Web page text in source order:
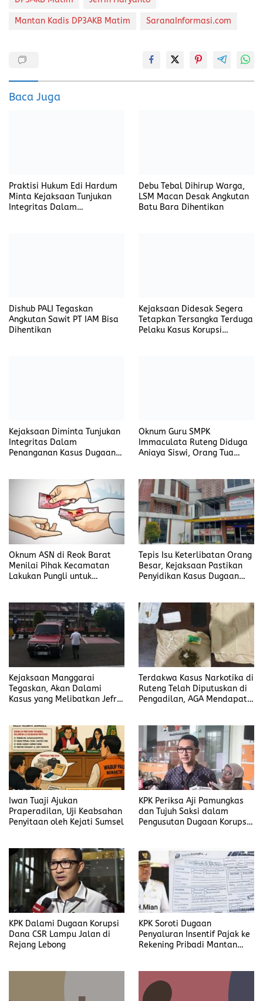
b
k
o
n
l
re
Mantan Kadis DP3AKB Matim SaranaInformasi.com
Baca Juga
Praktisi Hukum Edi Hardum
Minta Kejaksaan Tunjukan
Integritas Dalam
Debu Tebal Dihirup Warga,
LSM Macan Desak Angkutan
Batu Bara Dihentikan
Dishub PALI Tegaskan
Angkutan Sawit PT IAM Bisa
Dihentikan
Kejaksaan Didesak Segera
Tetapkan Tersangka Terduga
Pelaku Kasus Korupsi
Kejaksaan Diminta Tunjukan
Integritas Dalam
Penanganan Kasus Dugaan
Oknum Guru SMPK
Immaculata Ruteng Diduga
Aniaya Siswi, Orang Tua
Oknum ASN di Reok Barat
Menilai Pihak Kecamatan
Lakukan Pungli untuk
Tepis Isu Keterlibatan Orang
Besar, Kejaksaan Pastikan
Penyidikan Kasus Dugaan
Kejaksaan Manggarai
Tegaskan, Akan Dalami
Kasus yang Melibatkan Jefrin
Terdakwa Kasus Narkotika di
Ruteng Telah Diputuskan di
Pengadilan, AGA Mendapat
Iwan Tuaji Ajukan
Praperadilan, Uji Keabsahan
Penyitaan oleh Kejati Sumsel
KPK Periksa Aji Pamungkas
dan Tujuh Saksi dalam
Pengusutan Dugaan Korupsi
KPK Dalami Dugaan Korupsi
Dana CSR Lampu Jalan di
Rejang Lebong
KPK Soroti Dugaan
Penyaluran Insentif Pajak ke
Rekening Pribadi Mantan